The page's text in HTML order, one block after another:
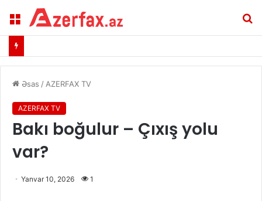
Menu
Əsas /AZERFAX TV
AZERFAX TV
Bakı boğulur – Çıxış yolu
var?
Yanvar 10, 2026 1